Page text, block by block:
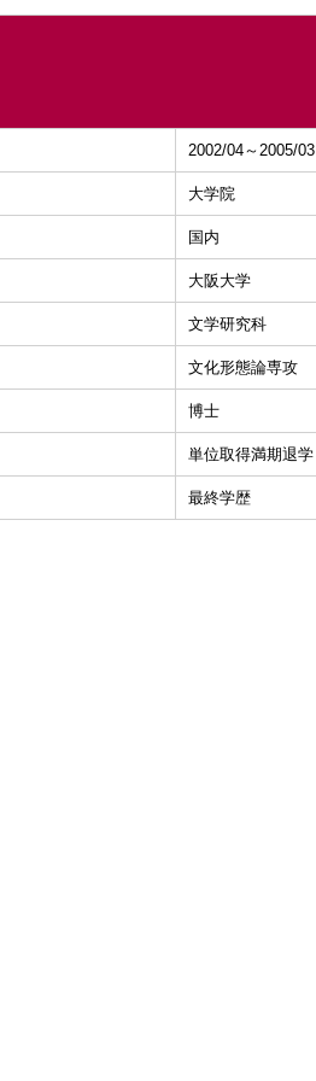
2002/04～2005/03
大学院
国内
大阪大学
文学研究科
文化形態論専攻
博士
単位取得満期退学
最終学歴